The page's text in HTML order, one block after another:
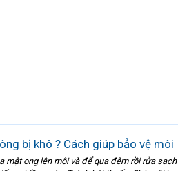
bị khô ? Cách giúp bảo vệ môi
mật ong lên môi và để qua đêm rồi rửa